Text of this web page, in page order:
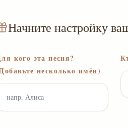
Начните настройку
кого эта песня?
несколько имён)